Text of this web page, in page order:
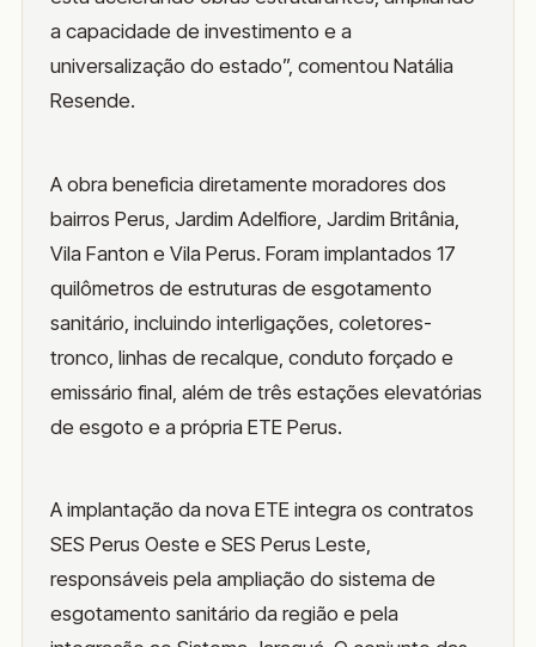
a capacidade de investimento e a
universalização do estado”, comentou Natália
Resende.
A obra beneficia diretamente moradores dos
bairros Perus, Jardim Adelfiore, Jardim Britânia,
Vila Fanton e Vila Perus. Foram implantados 17
quilômetros de estruturas de esgotamento
sanitário, incluindo interligações, coletores-
tronco, linhas de recalque, conduto forçado e
emissário final, além de três estações elevatórias
de esgoto e a própria ETE Perus.
A implantação da nova ETE integra os contratos
SES Perus Oeste e SES Perus Leste,
responsáveis pela ampliação do sistema de
esgotamento sanitário da região e pela